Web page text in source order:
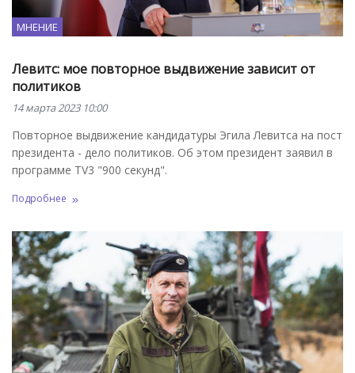
МНЕНИЕ
Левитс: мое повторное выдвижение зависит от
политиков
14 марта 2023 10:00
Повторное выдвижение кандидатуры Эгила Левитса на пост
президента - дело политиков. Об этом президент заявил в
программе TV3 "900 секунд".
Подробнее